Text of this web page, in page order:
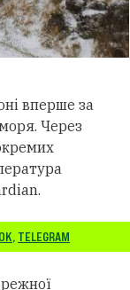
вперше за
Через
, TELEGRAM